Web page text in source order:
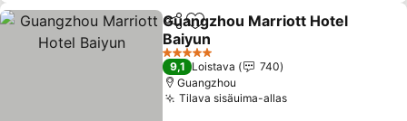
Jaa Lisää suosikkeihin
Guangzhou Marriott Hotel
Baiyun
5 Tähtiluokitus
9,1 Loistava
740
Guangzhou
Tilava sisäuima-allas